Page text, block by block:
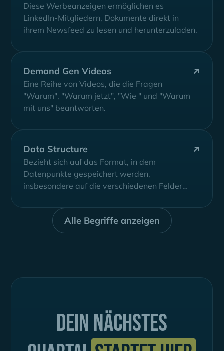
Diese Werbeanzeigen ermöglichen es
LinkedIn-Mitgliedern, Dokumente direkt in
ihrem Newsfeed zu lesen und herunterzuladen.
Demand Gen Videos
Eine Reihe von Videos, die die Fragen
"Warum", "Warum jetzt", "Wie " und "Warum
mit uns" beantworten.
Data Structure
Bezieht sich auf das Format, in dem
Datenpunkte gespeichert werden,
insbesondere auf die verschiedenen Felder
Alle Begriffe anzeigen
Dein nächstes